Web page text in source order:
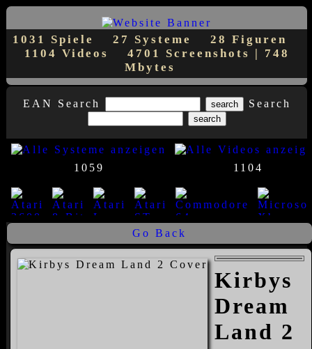
1031 Spiele 27 Systeme
28 Figuren
1104 Videos
4701 Screenshots | 748
Mbytes
EAN Search Search
1059 1104
23 8 7 1 1 14
Go Back
Kirbys
Dream
Land 2